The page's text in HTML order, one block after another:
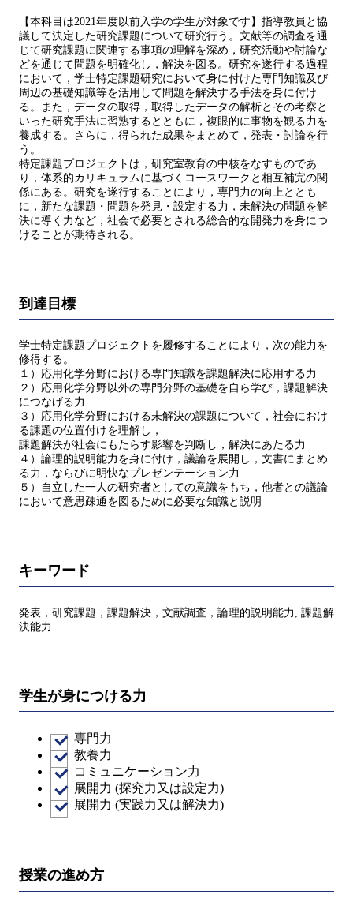
【本科目は2021年度以前入学の学生が対象です】指導教員と協
議して決定した研究課題について研究⾏う。⽂献等の調査を通
じて研究課題に関連する事項の理解を深め，研究活動や討論な
どを通じて問題を明確化し，解決を図る。研究を遂⾏する過程
において，学士特定課題研究において⾝に付けた専門知識及び
周辺の基礎知識等を活⽤して問題を解決する⼿法を⾝に付け
る。また，データの取得，取得したデータの解析とその考察と
いった研究⼿法に習熟するとともに，複眼的に事物を観る⼒を
養成する。さらに，得られた成果をまとめて，発表・討論を⾏
う。
特定課題プロジェクトは，研究室教育の中核をなすものであ
り，体系的カリキュラムに基づくコースワークと相互補完の関
係にある。研究を遂⾏することにより，専門⼒の向上ととも
に，新たな課題・問題を発⾒・設定する⼒，未解決の問題を解
決に導く⼒など，社会で必要とされる総合的な開発⼒を⾝につ
けることが期待される。
到達目標
学士特定課題プロジェクトを履修することにより，次の能⼒を
修得する。
１）応用化学分野における専門知識を課題解決に応⽤する⼒
２）応用化学分野以外の専門分野の基礎を⾃ら学び，課題解決
につなげる⼒
３）応用化学分野における未解決の課題について，社会におけ
る課題の位置付けを理解し，
課題解決が社会にもたらす影響を判断し，解決にあたる⼒
４）論理的説明能⼒を⾝に付け，議論を展開し，⽂書にまとめ
る⼒，ならびに明快なプレゼンテーション力
５）⾃⽴した⼀⼈の研究者としての意識をもち，他者との議論
において意思疎通を図るために必要な知識と説明
キーワード
発表，研究課題，課題解決，⽂献調査，論理的説明能⼒, 課題解
決能力
学生が身につける力
専門力
教養力
コミュニケーション力
展開力 (探究力又は設定力)
展開力 (実践力又は解決力)
授業の進め方